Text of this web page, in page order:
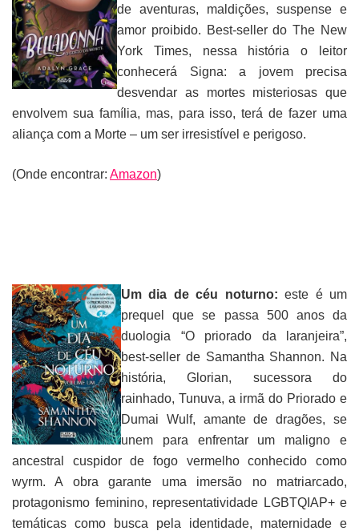
de aventuras, maldições, suspense e
amor proibido. Best-seller do The New
York Times, nessa história o leitor
conhecerá Signa: a jovem precisa
desvendar as mortes misteriosas que
envolvem sua família, mas, para isso, terá de fazer uma
aliança com a Morte – um ser irresistível e perigoso.
(Onde encontrar: Amazon)
Um dia de céu noturno:este é um
prequel que se passa 500 anos da
duologia “O priorado da laranjeira”,
best-seller de Samantha Shannon. Na
história, Glorian, sucessora do
rainhado, Tunuva, a irmã do Priorado e
Dumai Wulf, amante de dragões, se
unem para enfrentar um maligno e
ancestral cuspidor de fogo vermelho conhecido como
wyrm. A obra garante uma imersão no matriarcado,
protagonismo feminino, representatividade LGBTQIAP+ e
temáticas como busca pela identidade, maternidade e